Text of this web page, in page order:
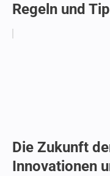
Regeln und
Die Zukunft
Innovationen